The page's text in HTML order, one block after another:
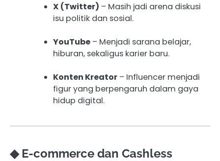
X (Twitter) – Masih jadi arena diskusi
isu politik dan sosial.
YouTube – Menjadi sarana belajar,
hiburan, sekaligus karier baru.
Konten Kreator – Influencer menjadi
figur yang berpengaruh dalam gaya
hidup digital.
◆ E-commerce dan Cashless